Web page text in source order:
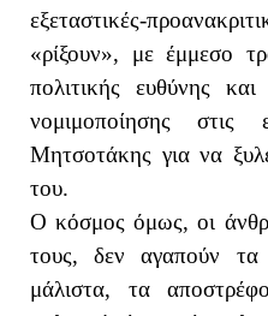
εξεταστικές-
«ρίξουν», με έμμεσο
πολιτικής ευθύνης
νομιμοποίησης στις
Μητσοτάκης για να
του.
Ο κόσμος όμως, οι
τους, δεν αγαπούν τα
μάλιστα, τα